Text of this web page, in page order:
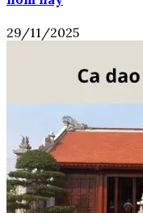
29/11/2025